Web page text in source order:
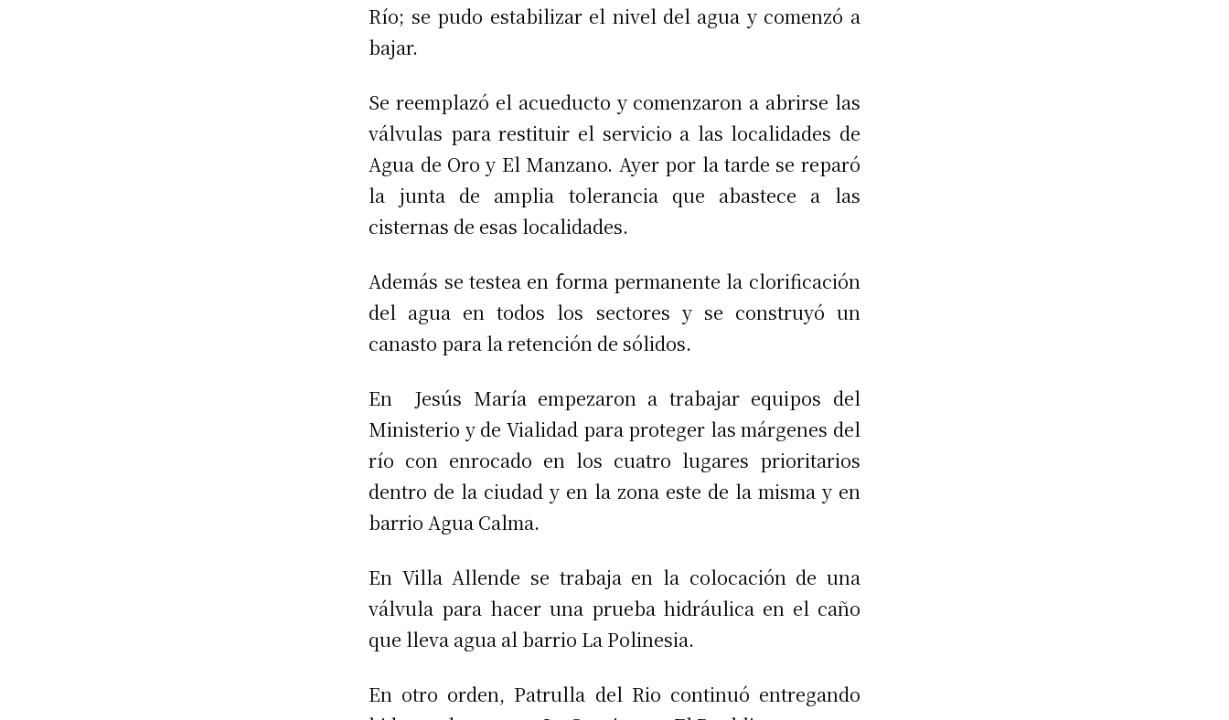
Río; se pudo estabilizar el nivel del agua y comenzó a
bajar.
Se reemplazó el acueducto y comenzaron a abrirse las
válvulas para restituir el servicio a las localidades de
Agua de Oro y El Manzano. Ayer por la tarde se reparó
la junta de amplia tolerancia que abastece a las
cisternas de esas localidades.
Además se testea en forma permanente la clorificación
del agua en todos los sectores y se construyó un
canasto para la retención de sólidos.
En Jesús María empezaron a trabajar equipos del
Ministerio y de Vialidad para proteger las márgenes del
río con enrocado en los cuatro lugares prioritarios
dentro de la ciudad y en la zona este de la misma y en
barrio Agua Calma.
En Villa Allende se trabaja en la colocación de una
válvula para hacer una prueba hidráulica en el caño
que lleva agua al barrio La Polinesia.
En otro orden, Patrulla del Rio continuó entregando